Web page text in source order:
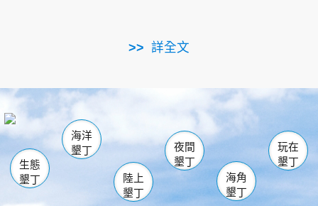
詳全文
南仁湖
海生館
恆春 佳樂水
龍鑾潭自然中心 森林遊樂區
瓊麻館
關山 墾管處遊客中心
社頂公園 風吹沙
船帆石
白砂 龍磐公園
香蕉灣
砂島
鵝鑾鼻
生態
墾丁
海洋
墾丁
陸上
墾丁
夜間
墾丁
海角
墾丁
玩在
墾丁